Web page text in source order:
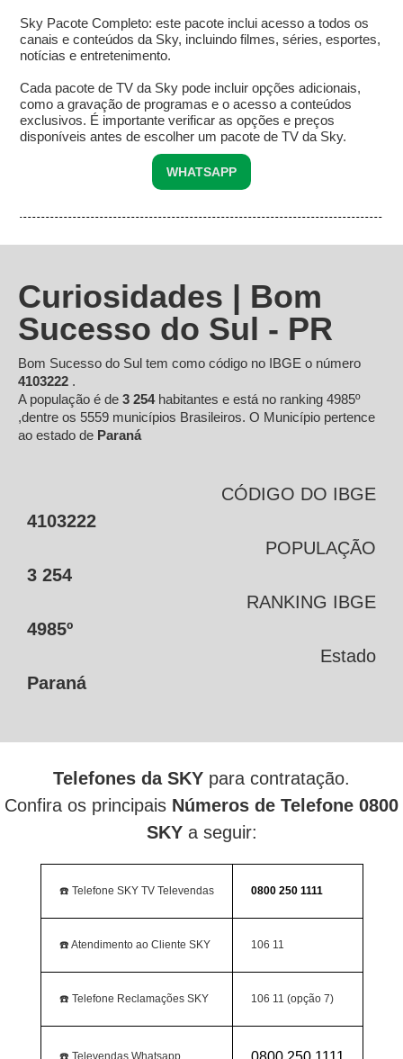
Sky Pacote Completo: este pacote inclui acesso a todos os
canais e conteúdos da Sky, incluindo filmes, séries, esportes,
notícias e entretenimento.
Cada pacote de TV da Sky pode incluir opções adicionais,
como a gravação de programas e o acesso a conteúdos
exclusivos. É importante verificar as opções e preços
disponíveis antes de escolher um pacote de TV da Sky.
WHATSAPP
Curiosidades | Bom
Sucesso do Sul - PR
Bom Sucesso do Sul tem como código no IBGE o número
4103222 .
A população é de 3 254 habitantes e está no ranking 4985º
,dentre os 5559 municípios Brasileiros. O Município pertence
ao estado de Paraná
CÓDIGO DO IBGE
4103222
POPULAÇÃO
3 254
RANKING IBGE
4985º
Estado
Paraná
Telefones da SKY para contratação.
Confira os principais Números de Telefone 0800
SKYa seguir:
☎️ Telefone SKY TV Televendas 0800 250 1111
☎️ Atendimento ao Cliente SKY 106 11
☎️ Telefone Reclamações SKY 106 11 (opção 7)